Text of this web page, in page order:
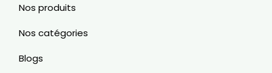
Nos produits
Nos catégories
Blogs